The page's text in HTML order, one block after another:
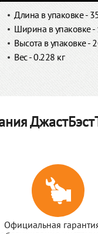
Длина в упаковке -
Ширина в упаковке
Высота в упаковке -
Вес - 0.228 кг
Официальная